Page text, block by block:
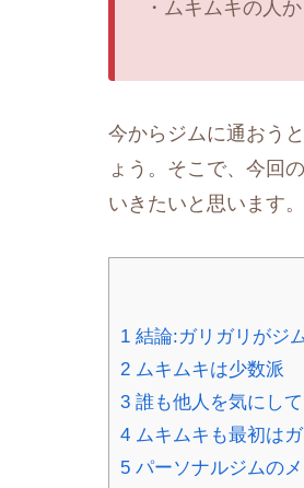
・ムキムキの人
今からジムに通おう
ょう。そこで、今回
いきたいと思います。
1 結論:ガリガリがジ
2 ムキムキは少数派
3 誰も他人を気にし
4 ムキムキも最初は
5 パーソナルジムの